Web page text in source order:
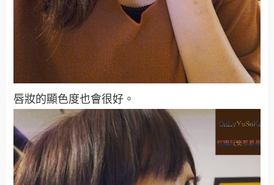
唇妝的顯色度也會很好。